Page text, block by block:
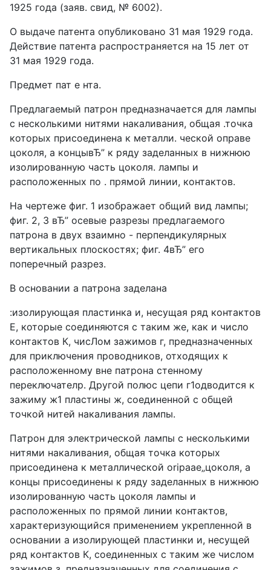
1925 года (заяв. свид, № 6002).
О выдаче патента опубликовано 31 мая 1929 года.
Действие патента распространяется на 15 лет от
31 мая 1929 года.
Предмет пат е нта.
Предлагаемый патрон предназначается для лампы
с несколькими нитями накаливания, общая .точка
которых присоединена к металли. ческой оправе
цоколя, а концывЂ” к ряду заделанных в нижнюю
изолированную часть цоколя. лампы и
расположенных по . прямой линии, контактов.
На чертеже фиг. 1 изображает общий вид лампы;
фиг. 2, 3 вЂ” осевые разрезы предлагаемого
патрона в двух взаимно - перпендикулярных
вертикальных плоскостях; фиг. 4вЂ” его
поперечный разрез.
В основании а патрона заделана
:изолирующая пластинка и, несущая ряд контактов
Е, которые соединяются с таким же, как и число
контактов К, чисЛом зажимов г, предназначенных
для приключения проводников, отходящих к
расположенному вне патрона стенному
переключателр. Другой полюс цепи г1одводится к
зажиму ж1 пластины ж, соединенной с общей
точкой нитей накаливания лампы.
Патрон для электрической лампы с несколькими
нитями накаливания, общая точка которых
присоединена к металлической oripaae„цоколя, а
концы присоединены к ряду заделанных в нижнюю
изолированную часть цоколя лампы и
расположенных по прямой линии контактов,
характеризующийся применением укрепленной в
основании а изолирующей пластинки и, несущей
ряд контактов К, соединенных с таким же числом